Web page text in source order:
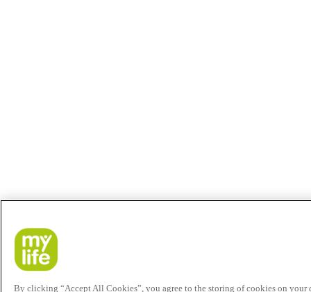
By clicking “Accept All Cookies”, you agree to the storing of cookies on your